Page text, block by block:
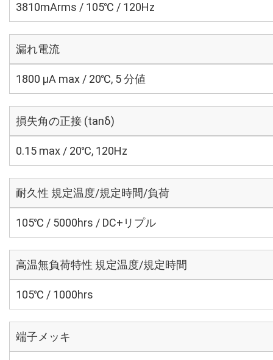
3810mArms / 105℃ / 120Hz
漏れ電流
1800 μA max / 20℃, 5 分値
損失角の正接 (tanδ)
0.15 max / 20℃, 120Hz
耐久性 規定温度/規定時間/負荷
105℃ / 5000hrs / DC+リプル
高温無負荷特性 規定温度/規定時間
105℃ / 1000hrs
端子メッキ